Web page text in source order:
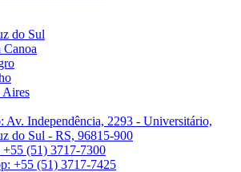
do Sul
Canoa
Aires
Av. Independência, 2293 - Universitário,
do Sul - RS, 96815-900
+55 (51) 3717-7300
+55 (51) 3717-7425